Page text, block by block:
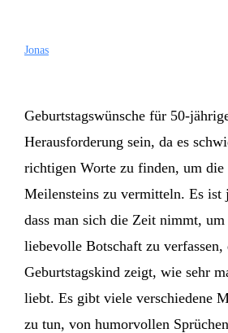
Jonas
Geburtstagswünsche für 50-
Herausforderung sein, da es
richtigen Worte zu finden, um die
Meilensteins zu vermitteln. Es ist
dass man sich die Zeit nimmt,
liebevolle Botschaft zu verfassen,
Geburtstagskind zeigt, wie sehr
liebt. Es gibt viele verschiedene
zu tun, von humorvollen